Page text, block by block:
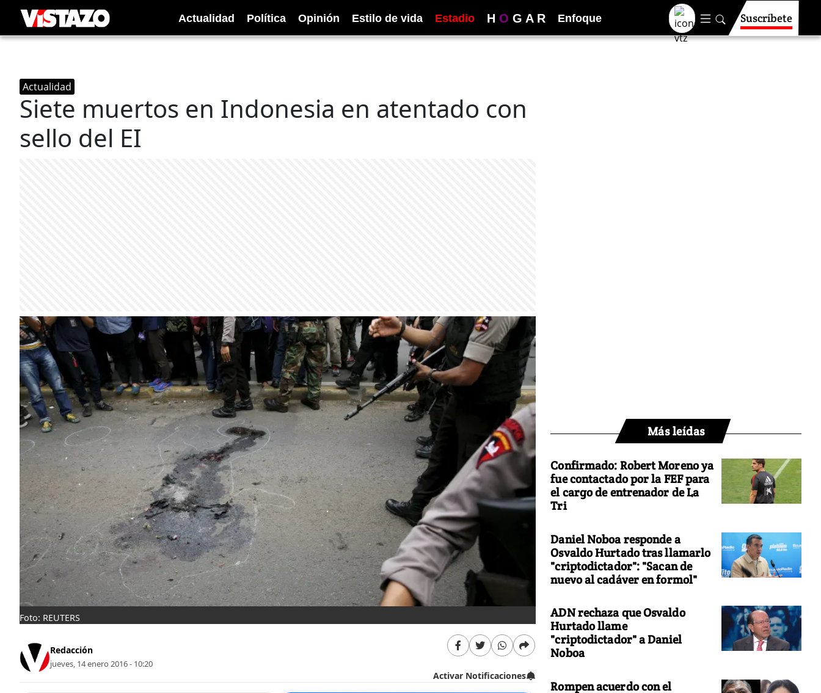
Actualidad Política Opinión Estilo de vida Estadio H O G A R Enfoque Suscríbete
Actualidad
Siete muertos en Indonesia en atentado con
sello del EI
Foto: REUTERS
Redacción
jueves, 14 enero 2016 - 10:20
Activar Notificaciones
Más leídas
Confirmado: Robert Moreno ya
fue contactado por la FEF para
el cargo de entrenador de La
Tri
Daniel Noboa responde a
Osvaldo Hurtado tras llamarlo
"criptodictador": "Sacan de
nuevo al cadáver en formol"
ADN rechaza que Osvaldo
Hurtado llame
"criptodictador" a Daniel
Noboa
Rompen acuerdo con el